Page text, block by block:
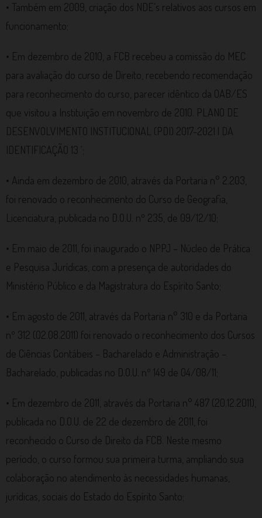
• Também em 2009, criação dos NDE’s relativos aos cursos em
funcionamento;
• Em dezembro de 2010, a FCB recebeu a comissão do MEC
para avaliação do curso de Direito, recebendo recomendação
para reconhecimento do curso, parecer idêntico da OAB/ES
que visitou a Instituição em novembro de 2010. PLANO DE
DESENVOLVIMENTO INSTITUCIONAL (PDI) 2017-2021 | DA
IDENTIFICAÇÃO 13 ‘;
• Ainda em dezembro de 2010, através da Portaria n° 2.203,
foi renovado o reconhecimento do Curso de Geografia,
Licenciatura, publicada no D.O.U. nº 235, de 09/12/10;
• Em maio de 2011, foi inaugurado o NPPJ – Núcleo de Prática
e Pesquisa Jurídicas, com a presença de autoridades do
Ministério Público e da Magistratura do Espírito Santo;
• Em agosto de 2011, através da Portaria n° 310 e da Portaria
nº 312 (02.08.2011) foi renovado o reconhecimento dos Cursos
de Ciências Contábeis – Bacharelado e Administração –
Bacharelado, publicadas no D.O.U. nº 149 de 04/08/11;
• Em dezembro de 2011, através da Portaria n° 487 (20.12.2011),
publicada no D.O.U. de 22 de dezembro de 2011, foi
reconhecido o Curso de Direito da FCB. Neste mesmo
período, o curso formou sua primeira turma, ampliando sua
colaboração no atendimento às necessidades humanas,
jurídicas, sociais do Estado do Espírito Santo;